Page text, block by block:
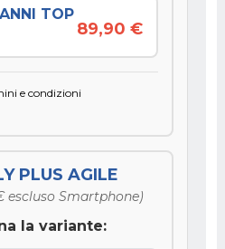
TOP
89,90 €
e condizioni
PLUS AGILE
escluso Smartphone)
la variante: